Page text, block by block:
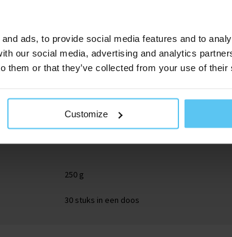
ads, to provide social media features and to
our social media, advertising and analytics
them or that they’ve collected from your use of their
Customize
101040
250 g
30 stuks in een doos